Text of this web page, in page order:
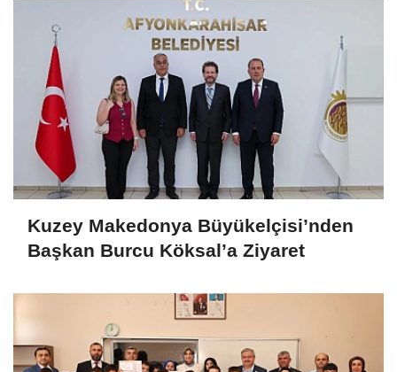
Kuzey Makedonya Büyükelçisi’nden
Başkan Burcu Köksal’a Ziyaret